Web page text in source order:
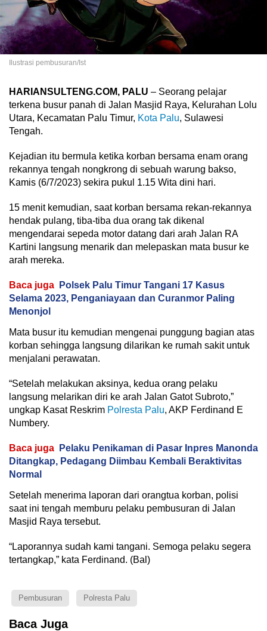
Ilustrasi pembusuran/Ist
HARIANSULTENG.COM, PALU – Seorang pelajar
terkena busur panah di Jalan Masjid Raya, Kelurahan Lolu
Utara, Kecamatan Palu Timur, Kota Palu, Sulawesi
Tengah.
Kejadian itu bermula ketika korban bersama enam orang
rekannya tengah nongkrong di sebuah warung bakso,
Kamis (6/7/2023) sekira pukul 1.15 Wita dini hari.
15 menit kemudian, saat korban bersama rekan-rekannya
hendak pulang, tiba-tiba dua orang tak dikenal
mengendarai sepeda motor datang dari arah Jalan RA
Kartini langsung menarik dan melepaskan mata busur ke
arah mereka.
Baca juga
Polsek Palu Timur Tangani 17 Kasus
Selama 2023, Penganiayaan dan Curanmor Paling
Menonjol
Mata busur itu kemudian mengenai punggung bagian atas
korban sehingga langsung dilarikan ke rumah sakit untuk
menjalani perawatan.
“Setelah melakukan aksinya, kedua orang pelaku
langsung melarikan diri ke arah Jalan Gatot Subroto,”
ungkap Kasat Reskrim Polresta Palu, AKP Ferdinand E
Numbery.
Baca juga
Pelaku Penikaman di Pasar Inpres Manonda
Ditangkap, Pedagang Diimbau Kembali Beraktivitas
Normal
Setelah menerima laporan dari orangtua korban, polisi
saat ini tengah memburu pelaku pembusuran di Jalan
Masjid Raya tersebut.
“Laporannya sudah kami tangani. Semoga pelaku segera
tertangkap,” kata Ferdinand. (Bal)
Pembusuran Polresta Palu
Baca Juga